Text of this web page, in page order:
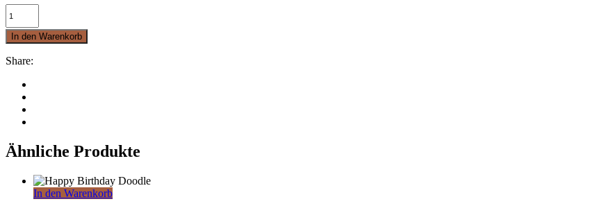
Gute
quantity
In den Warenkorb
Share:
Ähnliche Produkte
In den Warenkorb